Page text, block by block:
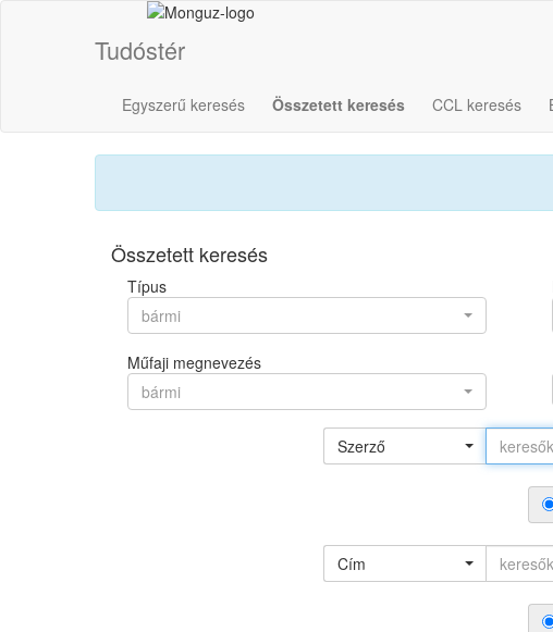
Tudóstér
Egyszerű keresés Összetett keresés CCL keresés
Összetett keresés
Típus
bármi
Műfaji megnevezés
bármi
Szerző
Cím